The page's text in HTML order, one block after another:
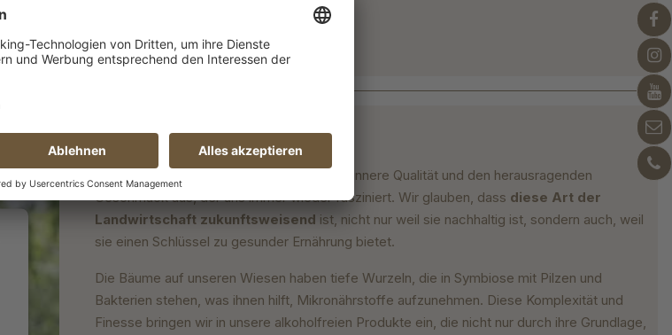
Das sind wir
Unsere Produkte zeichnen sich durch ihre innere Qualität und den herausragenden
Geschmack aus, der uns immer wieder fasziniert. Wir glauben, dass diese Art der
Landwirtschaft zukunftsweisend ist, nicht nur weil sie nachhaltig ist, sondern auch, weil
sie einen Schlüssel zu gesunder Ernährung bietet.
Die Bäume auf unseren Wiesen haben tiefe Wurzeln, die in Symbiose mit Pilzen und
Bakterien stehen, was ihnen hilft, Mikronährstoffe aufzunehmen. Diese Komplexität und
Finesse bringen wir in unsere alkoholfreien Produkte ein, die nicht nur durch ihre Grundlage,